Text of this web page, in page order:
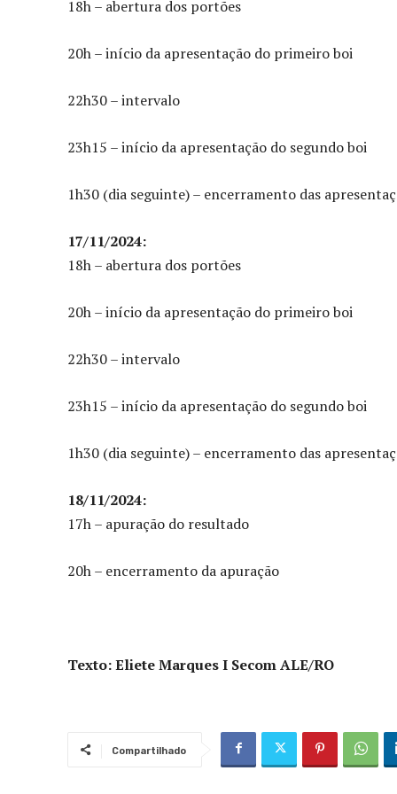
18h – abertura dos portões
20h – início da apresentação do primeiro boi
22h30 – intervalo
23h15 – início da apresentação do segundo boi
1h30 (dia seguinte) – encerramento das
17/11/2024:
18h – abertura dos portões
20h – início da apresentação do primeiro boi
22h30 – intervalo
23h15 – início da apresentação do segundo boi
1h30 (dia seguinte) – encerramento das
18/11/2024:
17h – apuração do resultado
20h – encerramento da apuração
Texto: Eliete Marques I Secom ALE/RO
Compartilhado